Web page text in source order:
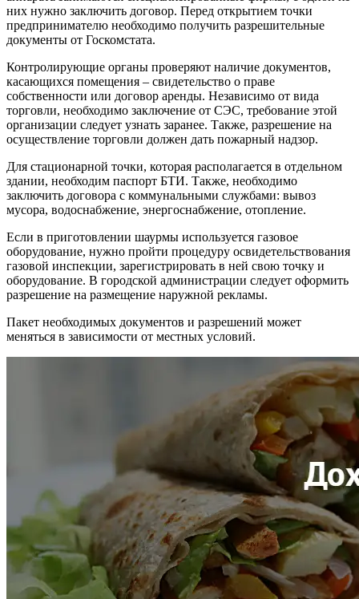
них нужно заключить договор. Перед открытием точки
предпринимателю необходимо получить разрешительные
документы от Госкомстата.
Контролирующие органы проверяют наличие документов,
касающихся помещения – свидетельство о праве
собственности или договор аренды. Независимо от вида
торговли, необходимо заключение от СЭС, требование этой
организации следует узнать заранее. Также, разрешение на
осуществление торговли должен дать пожарный надзор.
Для стационарной точки, которая располагается в отдельном
здании, необходим паспорт БТИ. Также, необходимо
заключить договора с коммунальными службами: вывоз
мусора, водоснабжение, энергоснабжение, отопление.
Если в приготовлении шаурмы используется газовое
оборудование, нужно пройти процедуру освидетельствования
газовой инспекции, зарегистрировать в ней свою точку и
оборудование. В городской администрации следует оформить
разрешение на размещение наружной рекламы.
Пакет необходимых документов и разрешений может
меняться в зависимости от местных условий.